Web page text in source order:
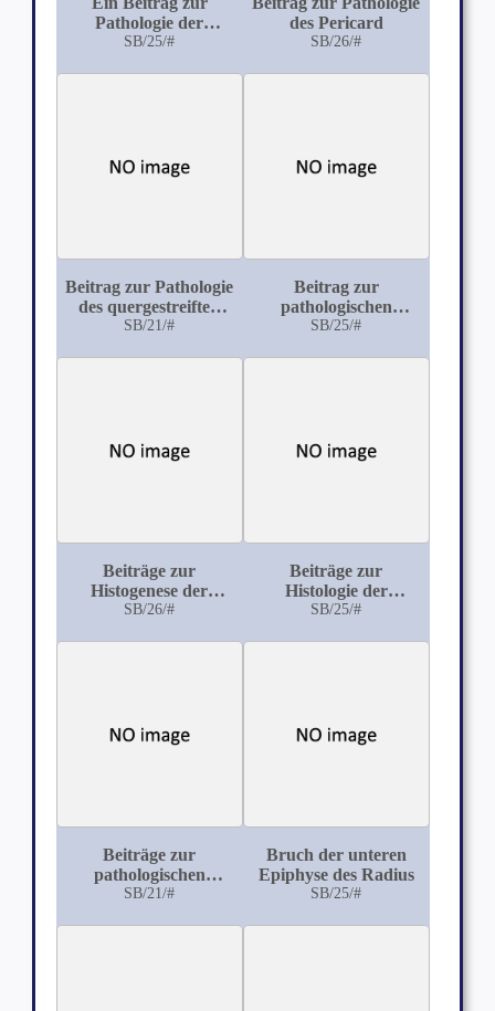
Pathologie der
Schnürleber
SB/25/#
des Pericard
SB/26/#
Beitrag zur Pathologie
des quergestreiften
Muskels
SB/21/#
Beitrag zur
pathologischen
Anatomie des
SB/25/#
Beiträge zur
Histogenese der
Lungeninduration
SB/26/#
Beiträge zur
Histologie der
arteriosclerotischen
SB/25/#
Beiträge zur
pathologischen
Anatomie der
SB/21/#
Bruch der unteren
Epiphyse des Radius
SB/25/#